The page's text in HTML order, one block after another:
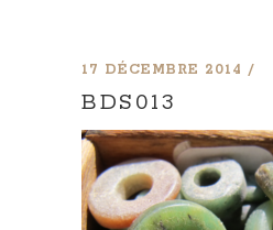
17 DÉCEMBRE 2014
BDS013